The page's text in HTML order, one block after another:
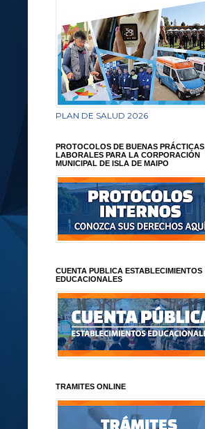
PLAN DE SALUD 2026
PROTOCOLOS DE BUENAS PRÁCTICAS
LABORALES PARA LA CORPORACIÓN
MUNICIPAL DE ISLA DE MAIPO
CUENTA PUBLICA ESTABLECIMIENTOS
EDUCACIONALES
TRAMITES ONLINE